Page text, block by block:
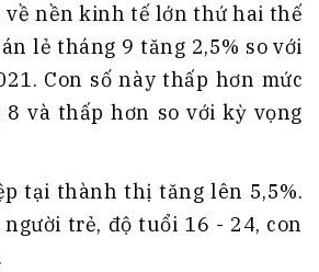
nền kinh tế lớn thứ hai thế
lẻ tháng 9 tăng 2,5% so với
Con số này thấp hơn mức
8 và thấp hơn so với kỳ vọng
tại thành thị tăng lên 5,5%.
trẻ, độ tuổi 16 - 24, con